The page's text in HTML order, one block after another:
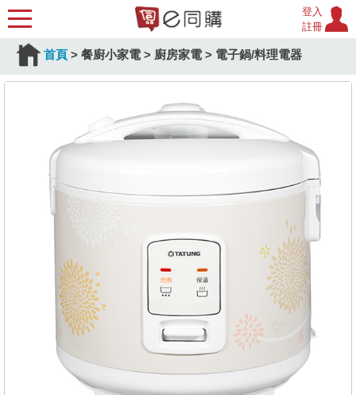
登入
註冊
首頁 > 餐廚小家電 > 廚房家電 > 電子鍋/料理電器